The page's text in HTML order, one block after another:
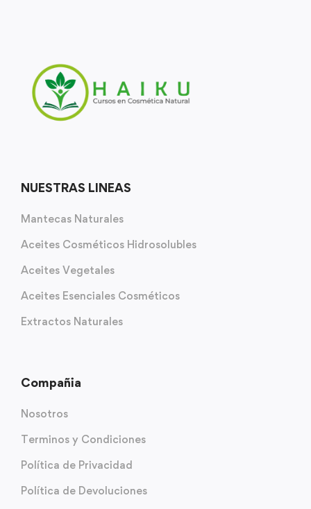
NUESTRAS LINEAS
Mantecas Naturales
Aceites Cosméticos Hidrosolubles
Aceites Vegetales
Aceites Esenciales Cosméticos
Extractos Naturales
Compañia
Nosotros
Terminos y Condiciones
Política de Privacidad
Política de Devoluciones